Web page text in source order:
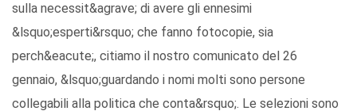
sulla necessit&agrave; di avere gli ennesimi
&lsquo;esperti&rsquo; che fanno fotocopie, sia
perch&eacute;, citiamo il nostro comunicato del 26
gennaio, &lsquo;guardando i nomi molti sono persone
collegabili alla politica che conta&rsquo;. Le selezioni sono